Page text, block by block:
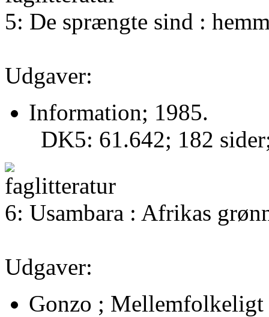
5: De sprængte sind :
Udgaver:
Information; 1985.
DK5: 61.642; 182
6: Usambara : Afrikas
Udgaver:
Gonzo ; Mellemfolkeligt